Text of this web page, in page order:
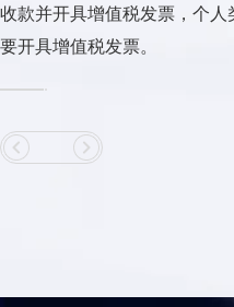
收款并开具增值税发票，个
要开具增值税发票。